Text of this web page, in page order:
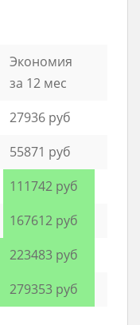
Экономия
за 12 мес
27936 руб
55871 руб
111742 руб
167612 руб
223483 руб
279353 руб